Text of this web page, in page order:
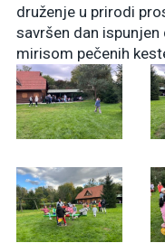
druženje u prirodi
savršen dan
mirisom pečenih